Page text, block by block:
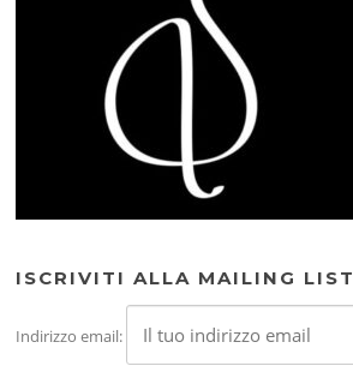
ISCRIVITI ALLA MAILING LIST
Indirizzo email: